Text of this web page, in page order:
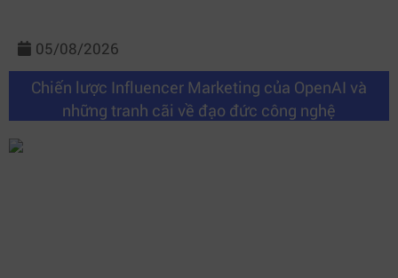
05/08/2026
Chiến lược Influencer Marketing của OpenAI và
những tranh cãi về đạo đức công nghệ